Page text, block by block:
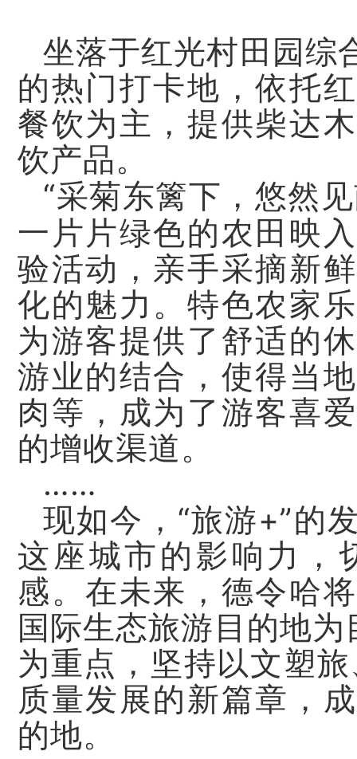
坐落于红光村田园综
的热门打卡地，依托
餐饮为主，提供柴达
饮产品。
“采菊东篱下，悠然
一片片绿色的农田映
验活动，亲手采摘新
化的魅力。特色农家
为游客提供了舒适的
游业的结合，使得当
肉等，成为了游客喜
的增收渠道。
……
现如今，“旅游+”的
这座城市的影响力，
感。在未来，德令哈
国际生态旅游目的地
为重点，坚持以文塑
质量发展的新篇章，
的地。